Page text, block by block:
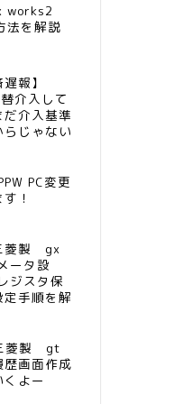
works2
法を解説
報】
介入して
だ介入基準
らじゃない
PC変更
！
菱製 gx
ータ設
ジスタ保
手順を解
菱製 gt
画面作成
くよー